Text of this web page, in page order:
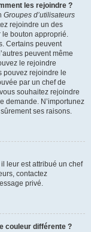
les rejoindre ?
Groupes d’utilisateurs
rejoindre un des
le bouton approprié.
Certains peuvent
peuvent même
le rejoindre
pouvez rejoindre le
par un chef de
souhaitez rejoindre
demande. N’importunez
ses raisons.
leur est attribué un chef
contactez
privé.
couleur différente ?